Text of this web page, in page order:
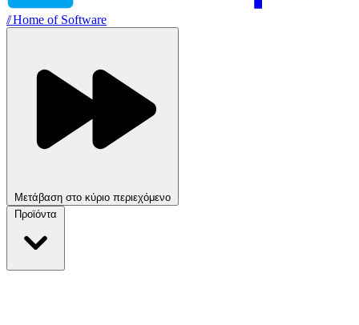
//Home of Software
Μετάβαση στο κύριο περιεχόμενο
Προϊόντα